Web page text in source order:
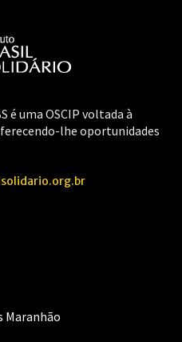
uma OSCIP voltada à
lhe oportunidades
Maranhão